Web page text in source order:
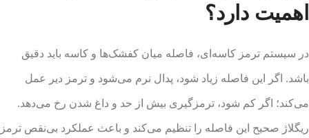
اهمیت دارد؟
در سیستم ترمز کاسه‌ای، فاصله میان کفشک‌ها و کاسه باید دقیق
باشد. اگر این فاصله زیاد شود، پدال نرم می‌شود و ترمز دیر عمل
می‌کند؛ اگر کم شود، ترمزگیری بیش از حد و داغ شدن رخ می‌دهد.
ریگلاژ صحیح این فاصله را تنظیم می‌کند و باعث عملکرد بی‌نقص ترمز